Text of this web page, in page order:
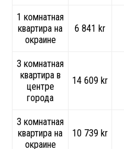
1 комнатная
квартира на
окраине
6 841 kr
3 комнатная
квартира в
центре
города
14 609 kr
3 комнатная
квартира на
окраине
10 739 kr